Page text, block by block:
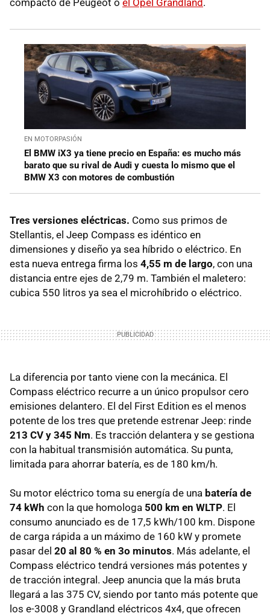
compacto de Peugeot o el Opel Grandland .
EN MOTORPASIÓN
El BMW iX3 ya tiene precio en España: es mucho más
barato que su rival de Audi y cuesta lo mismo que el
BMW X3 con motores de combustión
Tres versiones eléctricas. Como sus primos de
Stellantis, el Jeep Compass es idéntico en
dimensiones y diseño ya sea híbrido o eléctrico. En
esta nueva entrega firma los 4,55 m de largo, con una
distancia entre ejes de 2,79 m. También el maletero:
cubica 550 litros ya sea el microhíbrido o eléctrico.
La diferencia por tanto viene con la mecánica. El
Compass eléctrico recurre a un único propulsor cero
emisiones delantero. El del First Edition es el menos
potente de los tres que pretende estrenar Jeep: rinde
213 CV y 345 Nm. Es tracción delantera y se gestiona
con la habitual transmisión automática. Su punta,
limitada para ahorrar batería, es de 180 km/h.
Su motor eléctrico toma su energía de una batería de
74 kWh con la que homologa 500 km en WLTP. El
consumo anunciado es de 17,5 kWh/100 km. Dispone
de carga rápida a un máximo de 160 kW y promete
pasar del 20 al 80 % en 3o minutos. Más adelante, el
Compass eléctrico tendrá versiones más potentes y
de tracción integral. Jeep anuncia que la más bruta
llegará a las 375 CV, siendo por tanto más potente que
los e-3008 y Grandland eléctricos 4x4, que ofrecen